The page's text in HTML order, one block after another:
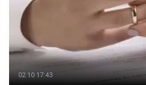
02.10 17:43